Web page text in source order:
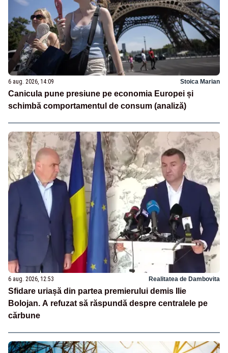
6 aug. 2026, 14:09 Stoica Marian
Canicula pune presiune pe economia Europei și
schimbă comportamentul de consum (analiză)
6 aug. 2026, 12:53 Realitatea de Dambovita
Sfidare uriașă din partea premierului demis Ilie
Bolojan. A refuzat să răspundă despre centralele pe
cărbune